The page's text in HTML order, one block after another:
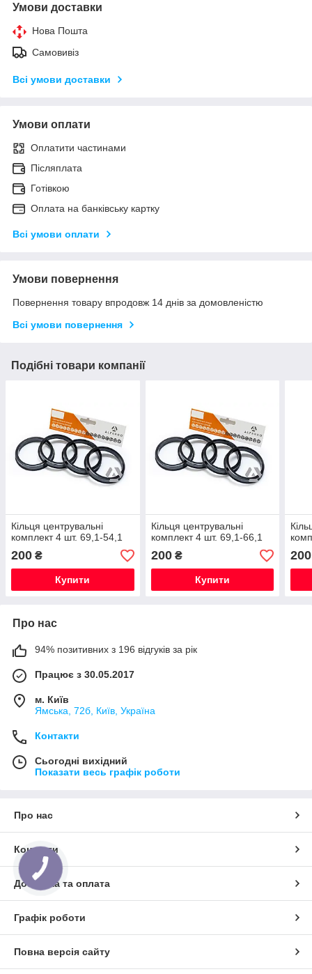
Умови доставки
Нова Пошта
Самовивіз
Всі умови доставки
Умови оплати
Оплатити частинами
Післяплата
Готівкою
Оплата на банківську картку
Всі умови оплати
Умови повернення
Повернення товару впродовж 14 днів за домовленістю
Всі умови повернення
Подібні товари компанії
Кільця центрувальні
комплект 4 шт. 69,1-54,1
200 ₴
Купити
Кільця центрувальні
комплект 4 шт. 69,1-66,1
200₴
Купити
200
Про нас
94% позитивних з 196 відгуків за рік
Працює з 30.05.2017
м. Київ
Ямська, 72б, Київ, Україна
Контакти
Сьогодні вихідний
Показати весь графік роботи
Про нас
Контакти
Доставка та оплата
Графік роботи
Повна версія сайту